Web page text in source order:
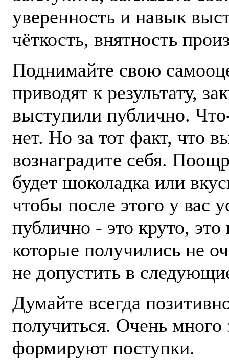
уверенность и навык
чёткость, внятность
Поднимайте свою
приводят к результату,
выступили публично.
нет. Но за тот факт, что
вознаградите себя.
будет шоколадка или
чтобы после этого у вас
публично - это круто,
которые получились не
не допустить в
Думайте всегда
получиться. Очень
формируют поступки.